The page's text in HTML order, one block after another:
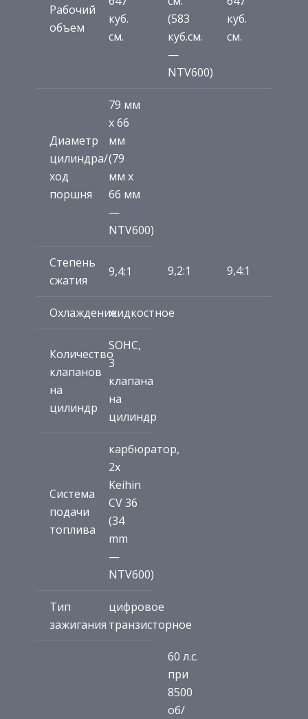
Рабочий
объем
куб.
см.
(583
куб.см.
—
NTV600)
куб.
см.
Диаметр
цилиндра/
ход
поршня
79 мм
х 66
мм
(79
мм х
66 мм
—
NTV600)
Степень
сжатия
9,4:1 9,2:1 9,4:1
Охлаждениежидкостное
Количество
клапанов
на
цилиндр
SOHC,
3
клапана
на
цилиндр
Система
подачи
топлива
карбюратор,
2x
Keihin
CV 36
(34
mm
—
NTV600)
Тип
зажигания
цифровое
транзисторное
60 л.с.
при
8500
об/